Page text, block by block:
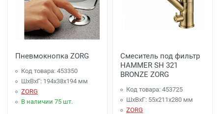
Пневмокнопка ZORG
Код товара: 453350
ШхВхГ: 194х38х194 мм
ZORG
В наличии 75 шт.
Смеситель под фильтр
HAMMER SH 321
BRONZE ZORG
Код товара: 453725
ШхВхГ: 55х211х280 мм
ZORG